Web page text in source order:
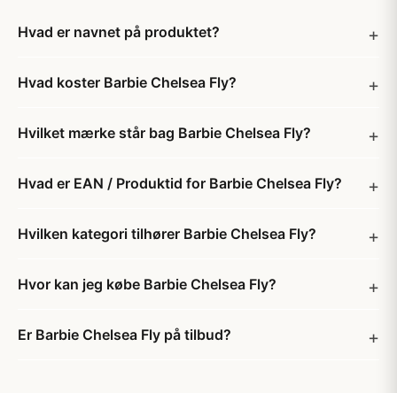
Hvad er navnet på produktet?
Hvad koster Barbie Chelsea Fly?
Hvilket mærke står bag Barbie Chelsea Fly?
Hvad er EAN / Produktid for Barbie Chelsea Fly?
Hvilken kategori tilhører Barbie Chelsea Fly?
Hvor kan jeg købe Barbie Chelsea Fly?
Er Barbie Chelsea Fly på tilbud?